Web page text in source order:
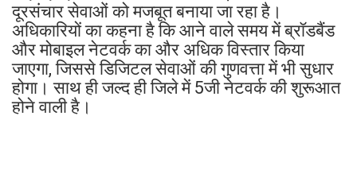
दूरसंचार सेवाओं को मजबूत बनाया जा रहा है।
अधिकारियों का कहना है कि आने वाले समय में ब्रॉडबैंड
और मोबाइल नेटवर्क का और अधिक विस्तार किया
जाएगा, जिससे डिजिटल सेवाओं की गुणवत्ता में भी सुधार
होगा। साथ ही जल्द ही जिले में 5जी नेटवर्क की शुरूआत
होने वाली है।